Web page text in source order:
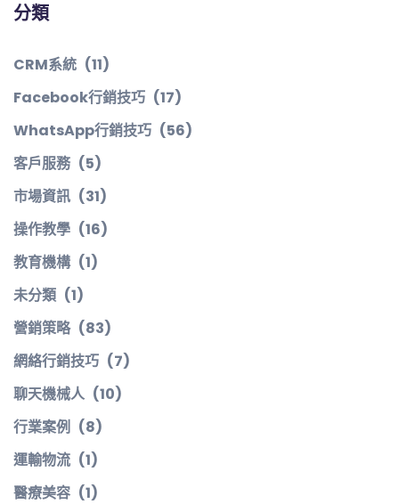
分類
CRM系統 (11)
Facebook行銷技巧 (17)
WhatsApp行銷技巧 (56)
客戶服務 (5)
市場資訊 (31)
操作教學 (16)
教育機構 (1)
未分類 (1)
營銷策略 (83)
網絡行銷技巧 (7)
聊天機械人 (10)
行業案例 (8)
運輸物流 (1)
醫療美容 (1)